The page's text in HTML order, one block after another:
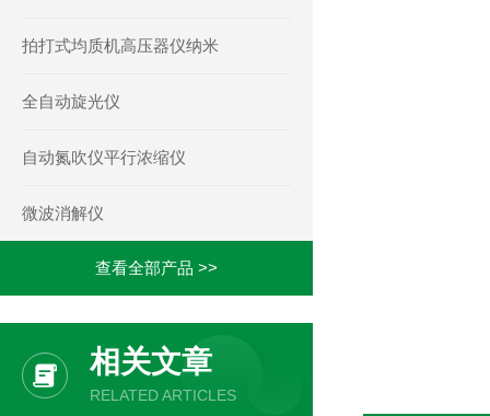
拍打式均质机高压器仪纳米
全自动旋光仪
自动氮吹仪平行浓缩仪
微波消解仪
查看全部产品 >>
相关文章
RELATED ARTICLES